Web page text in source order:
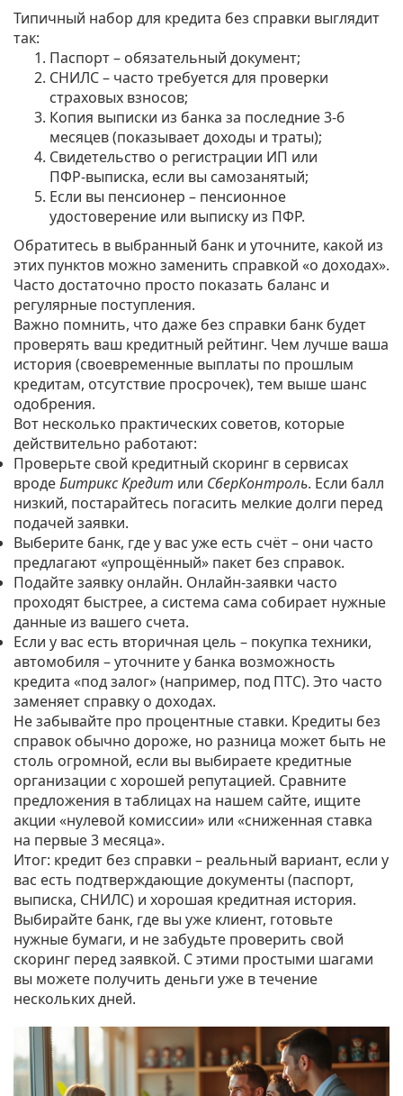
Типичный набор для кредита без справки выглядит
так:
Паспорт – обязательный документ;
СНИЛС – часто требуется для проверки
страховых взносов;
Копия выписки из банка за последние 3‑6
месяцев (показывает доходы и траты);
Свидетельство о регистрации ИП или
ПФР‑выписка, если вы самозанятый;
Если вы пенсионер – пенсионное
удостоверение или выписку из ПФР.
Обратитесь в выбранный банк и уточните, какой из
этих пунктов можно заменить справкой «о доходах».
Часто достаточно просто показать баланс и
регулярные поступления.
Важно помнить, что даже без справки банк будет
проверять ваш кредитный рейтинг. Чем лучше ваша
история (своевременные выплаты по прошлым
кредитам, отсутствие просрочек), тем выше шанс
одобрения.
Вот несколько практических советов, которые
действительно работают:
Проверьте свой кредитный скоринг в сервисах
вродеБитрикс Кредит или СберКонтроль. Если балл
низкий, постарайтесь погасить мелкие долги перед
подачей заявки.
Выберите банк, где у вас уже есть счёт – они часто
предлагают «упрощённый» пакет без справок.
Подайте заявку онлайн. Онлайн‑заявки часто
проходят быстрее, а система сама собирает нужные
данные из вашего счета.
Если у вас есть вторичная цель – покупка техники,
автомобиля – уточните у банка возможность
кредита «под залог» (например, под ПТС). Это часто
заменяет справку о доходах.
Не забывайте про процентные ставки. Кредиты без
справок обычно дороже, но разница может быть не
столь огромной, если вы выбираете кредитные
организации с хорошей репутацией. Сравните
предложения в таблицах на нашем сайте, ищите
акции «нулевой комиссии» или «сниженная ставка
на первые 3 месяца».
Итог: кредит без справки – реальный вариант, если у
вас есть подтверждающие документы (паспорт,
выписка, СНИЛС) и хорошая кредитная история.
Выбирайте банк, где вы уже клиент, готовьте
нужные бумаги, и не забудьте проверить свой
скоринг перед заявкой. С этими простыми шагами
вы можете получить деньги уже в течение
нескольких дней.